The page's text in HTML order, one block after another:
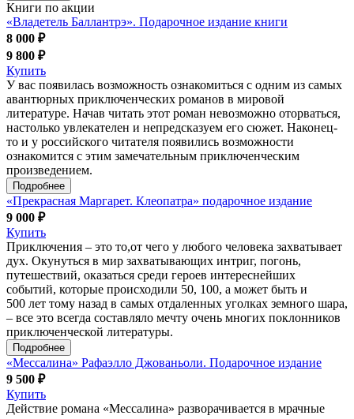
Книги по акции
«Владетель Баллантрэ». Подарочное издание книги
8 000 ₽
9 800 ₽
Купить
У вас появилась возможность ознакомиться с одним из самых
авантюрных приключенческих романов в мировой
литературе. Начав читать этот роман невозможно оторваться,
настолько увлекателен и непредсказуем его сюжет. Наконец-
то и у российского читателя появились возможности
ознакомится с этим замечательным приключенческим
произведением.
Подробнее
«Прекрасная Маргарет. Клеопатра» подарочное издание
9 000 ₽
Купить
Приключения – это то,от чего у любого человека захватывает
дух. Окунуться в мир захватывающих интриг, погонь,
путешествий, оказаться среди героев интереснейших
событий, которые происходили 50, 100, а может быть и
500 лет тому назад в самых отдаленных уголках земного шара,
– все это всегда составляло мечту очень многих поклонников
приключенческой литературы.
Подробнее
«Мессалина» Рафаэлло Джованьоли. Подарочное издание
9 500 ₽
Купить
Действие романа «Мессалина» разворачивается в мрачные